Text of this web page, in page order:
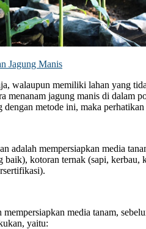
Jagung Manis
walaupun memiliki lahan yang
menanam jagung manis di dalam
metode ini, maka
adalah mempersiapkan media
kotoran ternak (sapi, kerbau,
media tanam,
yaitu: